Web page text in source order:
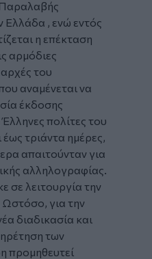
Ελλάδα , ενώ εντός
η επέκταση
αρμόδιες
αρχές του
αναμένεται να
έκδοσης
πολίτες του
τριάντα ημέρες,
απαιτούνταν για
αλληλογραφίας.
σε λειτουργία την
για την
διαδικασία και
των
προμηθευτεί